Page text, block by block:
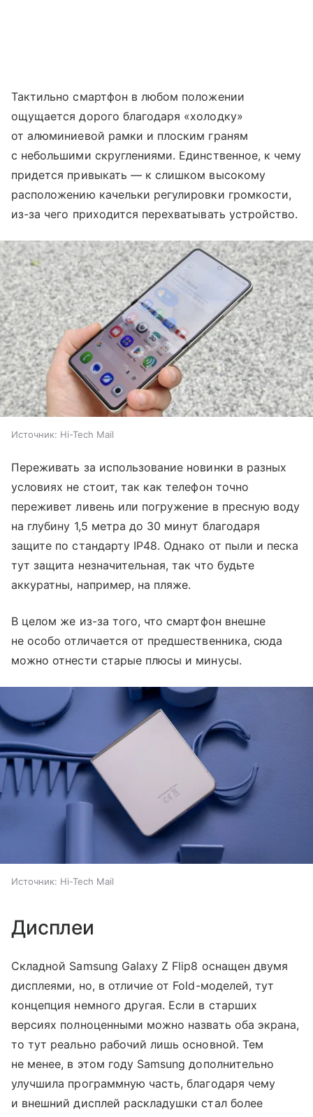
Тактильно смартфон в любом положении
ощущается дорого благодаря «холодку»
от алюминиевой рамки и плоским граням
с небольшими скруглениями. Единственное, к чему
придется привыкать — к слишком высокому
расположению качельки регулировки громкости,
из-за чего приходится перехватывать устройство.
Источник: Hi-Tech Mail
Переживать за использование новинки в разных
условиях не стоит, так как телефон точно
переживет ливень или погружение в пресную воду
на глубину 1,5 метра до 30 минут благодаря
защите по стандарту IP48. Однако от пыли и песка
тут защита незначительная, так что будьте
аккуратны, например, на пляже.
В целом же из-за того, что смартфон внешне
не особо отличается от предшественника, сюда
можно отнести старые плюсы и минусы.
Источник: Hi-Tech Mail
Дисплеи
Складной Samsung Galaxy Z Flip8 оснащен двумя
дисплеями, но, в отличие от Fold-моделей, тут
концепция немного другая. Если в старших
версиях полноценными можно назвать оба экрана,
то тут реально рабочий лишь основной. Тем
не менее, в этом году Samsung дополнительно
улучшила программную часть, благодаря чему
и внешний дисплей раскладушки стал более